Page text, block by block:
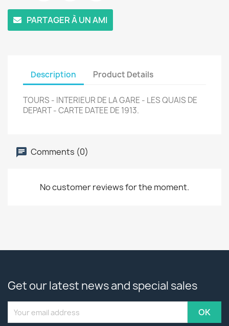
PARTAGER À UN AMI
Description Product Details
TOURS - INTERIEUR DE LA GARE - LES QUAIS DE
DEPART - CARTE DATEE DE 1913.
Comments (0)
No customer reviews for the moment.
Get our latest news and special sales